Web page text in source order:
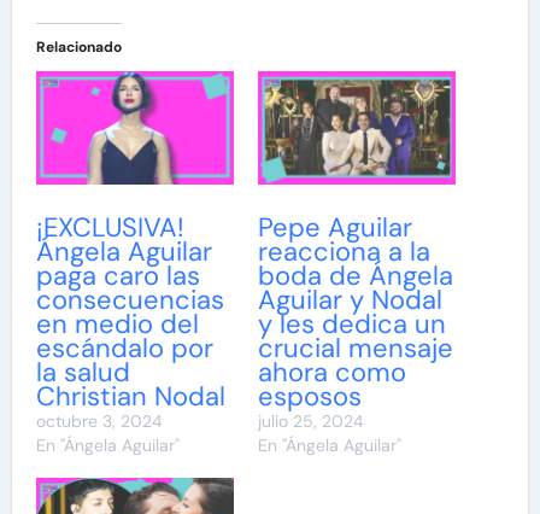
Relacionado
¡EXCLUSIVA!
Ángela Aguilar
paga caro las
consecuencias
en medio del
escándalo por
la salud
Christian Nodal
octubre 3, 2024
En "Ángela Aguilar"
Pepe Aguilar
reacciona a la
boda de Ángela
Aguilar y Nodal
y les dedica un
crucial mensaje
ahora como
esposos
julio 25, 2024
En "Ángela Aguilar"